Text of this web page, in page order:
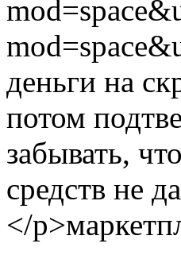
деньги на
потом
забывать,
средств не
</